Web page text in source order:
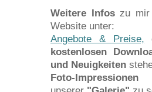
Weitere Infoszu mir
Website unter:
Angebote & Preise,
kostenlosen
und Neuigkeiten
Foto-Impressionen